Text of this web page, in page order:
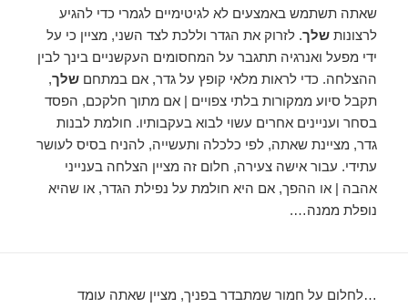
שאתה תשתמש באמצעים לא לגיטימיים לגמרי כדי להגיע
לרצונותשלך. לזרוק את הגדר וללכת לצד השני, מציין כי על
ידי מפעל ואנרגיה תתגבר על המחסומים העקשניים בינך לבין
ההצלחה. כדי לראות מלאי קופץ על גדר, אם במתחםשלך,
תקבל סיוע ממקורות בלתי צפויים | אם מתוך חלקכם, הפסד
בסחר ועניינים אחרים עשוי לבוא בעקבותיו. חולמת לבנות
גדר, מציינת שאתה, לפי כלכלה ותעשייה, להניח בסיס לעושר
עתידי. עבור אישה צעירה, חלום זה מציין הצלחה בענייני
אהבה | או ההפך, אם היא חולמת על נפילת הגדר, או שהיא
נופלת ממנה….
…לחלום על חמור שמתבדר בפניך, מציין שאתה עומד